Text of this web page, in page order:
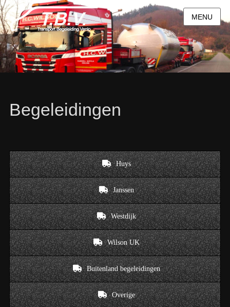
MENU
Begeleidingen
Huys
Janssen
Westdijk
Wilson UK
Buitenland begeleidingen
Overige